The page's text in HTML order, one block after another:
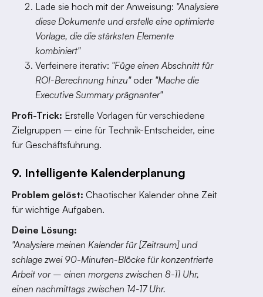
Lade sie hoch mit der Anweisung: "Analysiere
diese Dokumente und erstelle eine optimierte
Vorlage, die die stärksten Elemente
kombiniert"
Verfeinere iterativ: "Füge einen Abschnitt für
ROI-Berechnung hinzu"oder "Mache die
Executive Summary prägnanter"
Profi-Trick: Erstelle Vorlagen für verschiedene
Zielgruppen – eine für Technik-Entscheider, eine
für Geschäftsführung.
9. Intelligente Kalenderplanung
Problem gelöst: Chaotischer Kalender ohne Zeit
für wichtige Aufgaben.
Deine Lösung:
"Analysiere meinen Kalender für [Zeitraum] und
schlage zwei 90-Minuten-Blöcke für konzentrierte
Arbeit vor – einen morgens zwischen 8-11 Uhr,
einen nachmittags zwischen 14-17 Uhr.